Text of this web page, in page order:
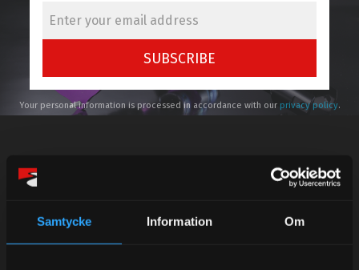
Samtycke Information Om
SUBSCRIBE
Your personal information is processed in accordance with our privacy policy.